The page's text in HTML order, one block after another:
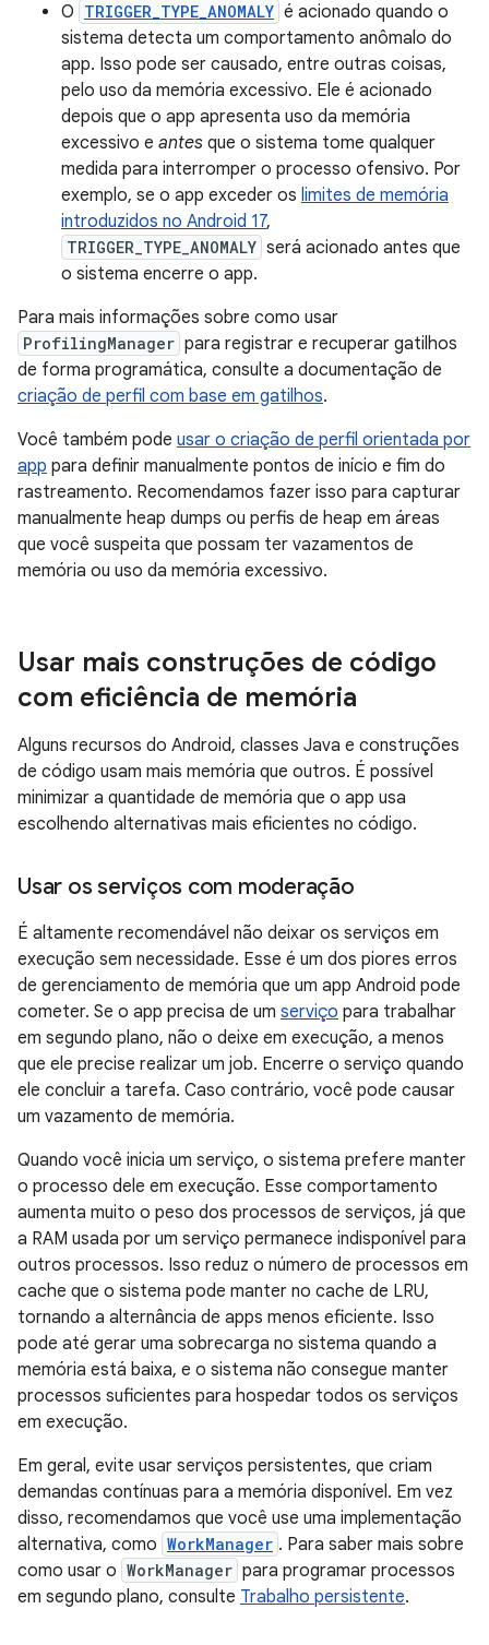
O TRIGGER_TYPE_ANOMALY é acionado quando o
sistema detecta um comportamento anômalo do
app. Isso pode ser causado, entre outras coisas,
pelo uso da memória excessivo. Ele é acionado
depois que o app apresenta uso da memória
excessivo e antes que o sistema tome qualquer
medida para interromper o processo ofensivo. Por
exemplo, se o app exceder os limites de memória
introduzidos no Android 17,
TRIGGER_TYPE_ANOMALY será acionado antes que
o sistema encerre o app.
Para mais informações sobre como usar
ProfilingManager para registrar e recuperar gatilhos
de forma programática, consulte a documentação de
criação de perfil com base em gatilhos.
Você também pode usar o criação de perfil orientada por
app para definir manualmente pontos de início e fim do
rastreamento. Recomendamos fazer isso para capturar
manualmente heap dumps ou perfis de heap em áreas
que você suspeita que possam ter vazamentos de
memória ou uso da memória excessivo.
Usar mais construções de código
com eficiência de memória
Alguns recursos do Android, classes Java e construções
de código usam mais memória que outros. É possível
minimizar a quantidade de memória que o app usa
escolhendo alternativas mais eficientes no código.
Usar os serviços com moderação
É altamente recomendável não deixar os serviços em
execução sem necessidade. Esse é um dos piores erros
de gerenciamento de memória que um app Android pode
cometer. Se o app precisa de um serviço para trabalhar
em segundo plano, não o deixe em execução, a menos
que ele precise realizar um job. Encerre o serviço quando
ele concluir a tarefa. Caso contrário, você pode causar
um vazamento de memória.
Quando você inicia um serviço, o sistema prefere manter
o processo dele em execução. Esse comportamento
aumenta muito o peso dos processos de serviços, já que
a RAM usada por um serviço permanece indisponível para
outros processos. Isso reduz o número de processos em
cache que o sistema pode manter no cache de LRU,
tornando a alternância de apps menos eficiente. Isso
pode até gerar uma sobrecarga no sistema quando a
memória está baixa, e o sistema não consegue manter
processos suficientes para hospedar todos os serviços
em execução.
Em geral, evite usar serviços persistentes, que criam
demandas contínuas para a memória disponível. Em vez
disso, recomendamos que você use uma implementação
alternativa, como WorkManager . Para saber mais sobre
como usar o WorkManager para programar processos
em segundo plano, consulte Trabalho persistente.